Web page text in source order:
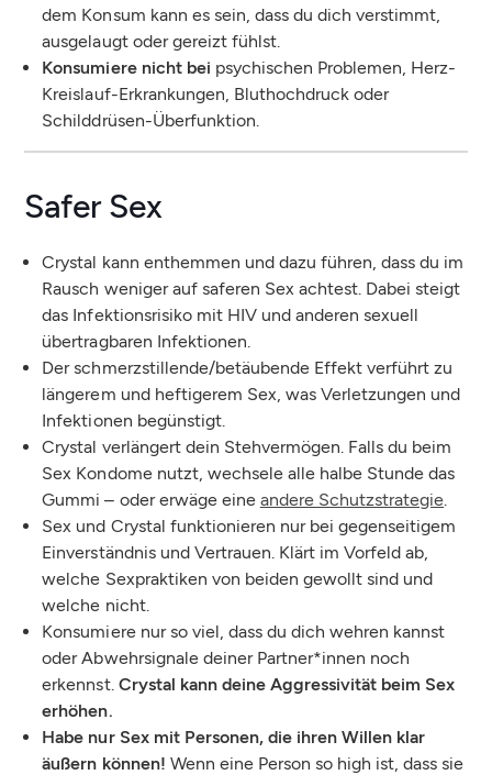
dem Konsum kann es sein, dass du dich verstimmt,
ausgelaugt oder gereizt fühlst.
Konsumiere nicht bei psychischen Problemen, Herz-
Kreislauf-Erkrankungen, Bluthochdruck oder
Schilddrüsen-Überfunktion.
Safer Sex
Crystal kann enthemmen und dazu führen, dass du im
Rausch weniger auf saferen Sex achtest. Dabei steigt
das Infektionsrisiko mit HIV und anderen sexuell
übertragbaren Infektionen.
Der schmerzstillende/betäubende Effekt verführt zu
längerem und heftigerem Sex, was Verletzungen und
Infektionen begünstigt.
Crystal verlängert dein Stehvermögen. Falls du beim
Sex Kondome nutzt, wechsele alle halbe Stunde das
Gummi – oder erwäge eine andere Schutzstrategie
Sex und Crystal funktionieren nur bei gegenseitigem
Einverständnis und Vertrauen. Klärt im Vorfeld ab,
welche Sexpraktiken von beiden gewollt sind und
welche nicht.
Konsumiere nur so viel, dass du dich wehren kannst
oder Abwehrsignale deiner Partner*innen noch
erkennst. Crystal kann deine Aggressivität beim Sex
erhöhen.
Habe nur Sex mit Personen, die ihren Willen klar
äußern können! Wenn eine Person so high ist, dass sie